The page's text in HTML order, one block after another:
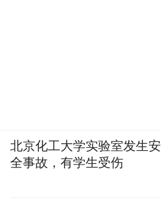
北京化工大学实验室发生安
全事故，有学生受伤